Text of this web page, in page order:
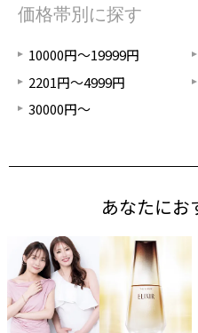
価格帯別に探す
10000円～19999円
2201円～4999円
30000円～
あなたにお